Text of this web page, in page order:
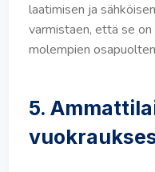
laatimisen ja
varmistaen, että se on
molempien
5.